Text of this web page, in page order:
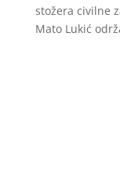
stožera civilne
Mato Lukić